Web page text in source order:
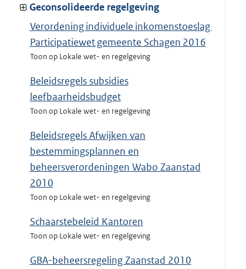
Geconsolideerde regelgeving
Verordening individuele inkomenstoeslag
Participatiewet gemeente Schagen 2016
Toon op Lokale wet- en regelgeving
Beleidsregels subsidies
leefbaarheidsbudget
Toon op Lokale wet- en regelgeving
Beleidsregels Afwijken van
bestemmingsplannen en
beheersverordeningen Wabo Zaanstad
2010
Toon op Lokale wet- en regelgeving
Schaarstebeleid Kantoren
Toon op Lokale wet- en regelgeving
GBA-beheersregeling Zaanstad 2010